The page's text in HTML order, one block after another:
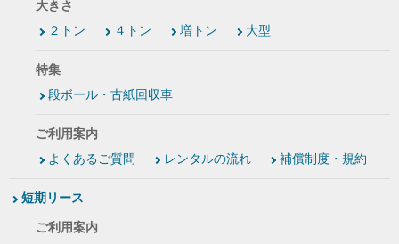
大きさ
２トン
４トン 増トン 大型
特集
段ボール・古紙回収車
ご利用案内
よくあるご質問
レンタルの流れ 補償制度・規約
短期リース
ご利用案内